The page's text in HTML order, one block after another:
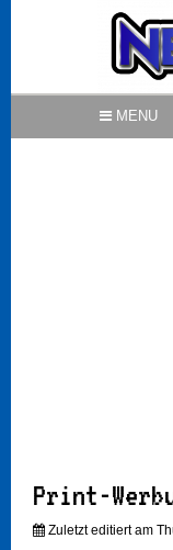
MENU
Print-
Zuletzt editiert am